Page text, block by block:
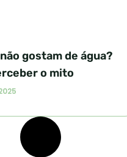
gostam de água?
o mito